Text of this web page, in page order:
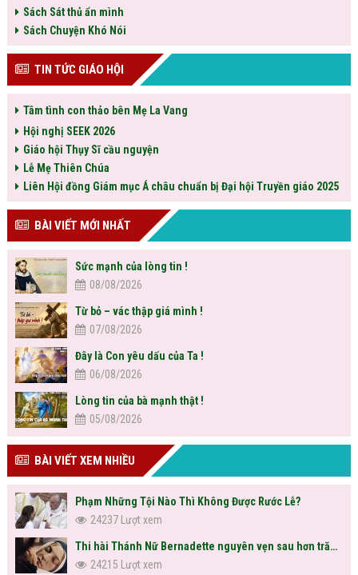
Sách Sát thủ ẩn mình
Sách Chuyện Khó Nói
TIN TỨC GIÁO HỘI
Tâm tình con thảo bên Mẹ La Vang
Hội nghị SEEK 2026
Giáo hội Thụy Sĩ cầu nguyện
Lễ Mẹ Thiên Chúa
Liên Hội đồng Giám mục Á châu chuẩn bị Đại hội Truyền giáo 2025
BÀI VIẾT MỚI NHẤT
Sức mạnh của lòng tin !
08/08/2026
Từ bỏ – vác thập giá mình !
07/08/2026
Đây là Con yêu dấu của Ta !
06/08/2026
Lòng tin của bà mạnh thật !
05/08/2026
BÀI VIẾT XEM NHIỀU
Phạm Những Tội Nào Thì Không Được Rước Lễ?
24237 Lượt xem
Thi hài Thánh Nữ Bernadette nguyên vẹn sau hơn trăm năm
24215 Lượt xem